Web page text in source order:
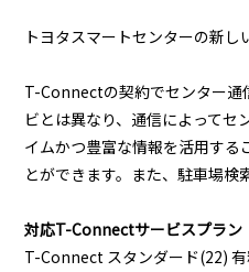
トヨタスマートセンターの新し
T-Connectの契約でセンター通
ビとは異なり、通信によって
イムかつ豊富な情報を活用す
とができます。また、駐車場
対応T-Connectサービスプラン
T-Connect スタンダード(22)